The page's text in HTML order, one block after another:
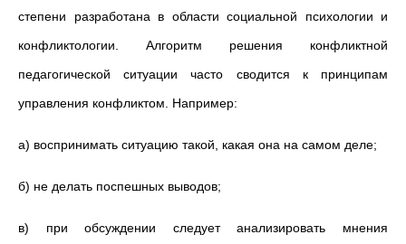
степени разработана в области социальной психологии и
конфликтологии. Алгоритм решения конфликтной
педагогической ситуации часто сводится к принципам
управления конфликтом. Например:
а) воспринимать ситуацию такой, какая она на самом деле;
б) не делать поспешных выводов;
в) при обсуждении следует анализировать мнения